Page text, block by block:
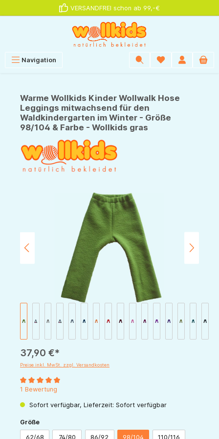
VERSANDFREI schon ab 99,-€
Navigation
Warme Wollkids Kinder Wollwalk Hose
Leggings mitwachsend für den
Waldkindergarten im Winter - Größe
98/104 & Farbe - Wollkids gras
Bildergalerie überspringen
37,90 €*
Preise inkl. MwSt. zzgl. Versandkosten
Durchschnittliche Bewertung von 5 von 5 Sternen
1 Bewertung
Sofort verfügbar, Lieferzeit: Sofort verfügbar
Größeauswählen
62/68 74/80 86/92 98/104 110/116